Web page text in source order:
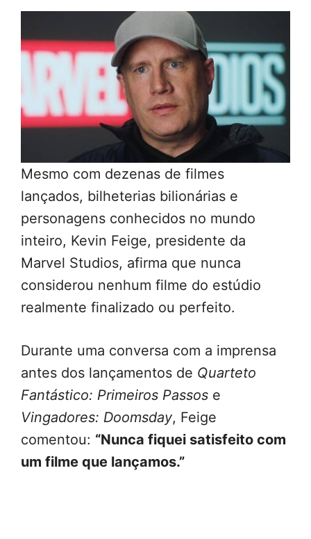
Mesmo com dezenas de filmes
lançados, bilheterias bilionárias e
personagens conhecidos no mundo
inteiro, Kevin Feige, presidente da
Marvel Studios, afirma que nunca
considerou nenhum filme do estúdio
realmente finalizado ou perfeito.
Durante uma conversa com a imprensa
antes dos lançamentos de Quarteto
Fantástico: Primeiros Passos e
Vingadores: Doomsday, Feige
comentou: “Nunca fiquei satisfeito com
um filme que lançamos.”